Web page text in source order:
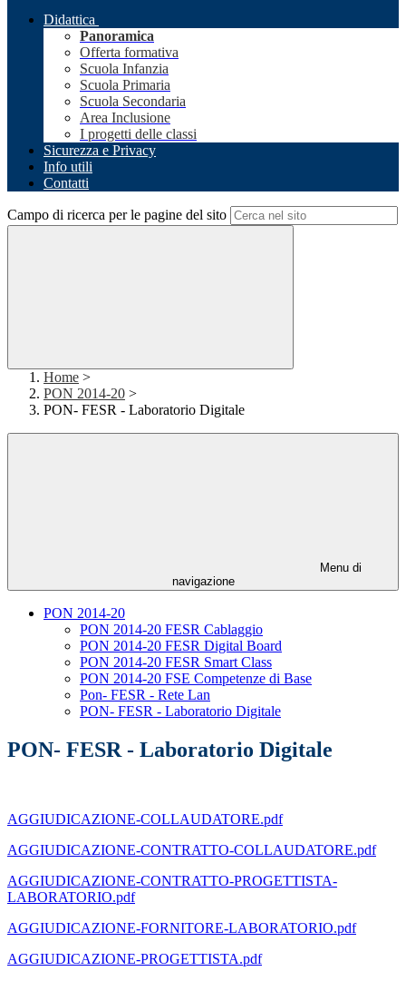
Didattica
Panoramica
Offerta formativa
Scuola Infanzia
Scuola Primaria
Scuola Secondaria
Area Inclusione
I progetti delle classi
Sicurezza e Privacy
Info utili
Contatti
Campo di ricerca per le pagine del sito
Home >
PON 2014-20 >
PON- FESR - Laboratorio Digitale
Menu di
navigazione
PON 2014-20
PON 2014-20 FESR Cablaggio
PON 2014-20 FESR Digital Board
PON 2014-20 FESR Smart Class
PON 2014-20 FSE Competenze di Base
Pon- FESR - Rete Lan
PON- FESR - Laboratorio Digitale
PON- FESR - Laboratorio Digitale
AGGIUDICAZIONE-COLLAUDATORE.pdf
AGGIUDICAZIONE-CONTRATTO-COLLAUDATORE.pdf
AGGIUDICAZIONE-CONTRATTO-PROGETTISTA-
LABORATORIO.pdf
AGGIUDICAZIONE-FORNITORE-LABORATORIO.pdf
AGGIUDICAZIONE-PROGETTISTA.pdf